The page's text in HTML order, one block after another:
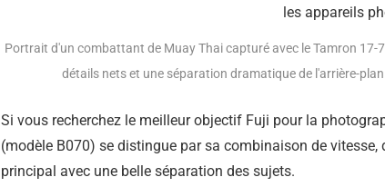
Portrait d'un combattant de Muay Thai capturé avec le Tamron
détails nets et une séparation dramatique de l'arrière-
Si vous recherchez le meilleur objectif Fuji pour la
(modèle B070) se distingue par sa combinaison de
principal avec une belle séparation des sujets.